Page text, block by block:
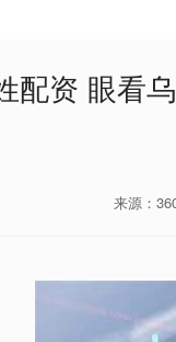
配资 眼看
来源：